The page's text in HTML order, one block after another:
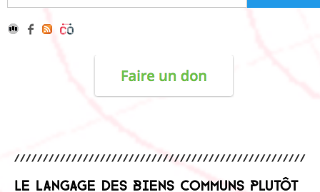
Le langage des biens communs plutôt